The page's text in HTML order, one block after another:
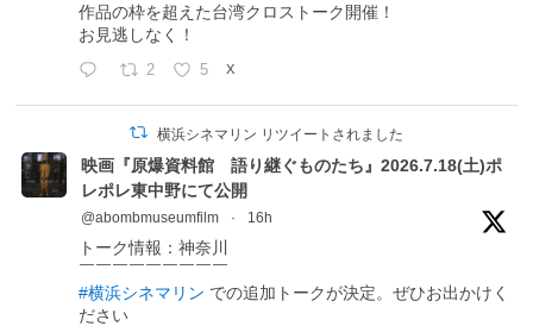
作品の枠を超えた台湾クロストーク開催！
お見逃しなく！
2 5 X
横浜シネマリン リツイートされました
映画『原爆資料館 語り継ぐものたち』2026.7.18(土)ポ
レポレ東中野にて公開
@abombmuseumfilm · 16h
トーク情報：神奈川
￣￣￣￣￣￣￣￣￣
#横浜シネマリン での追加トークが決定。ぜひお出かけく
ださい